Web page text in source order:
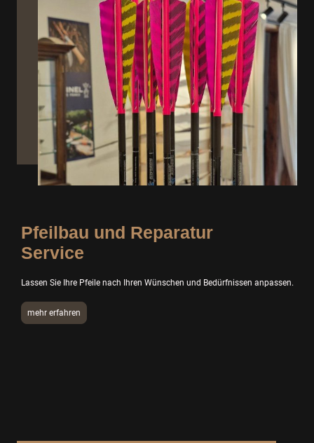
Pfeilbau und Reparatur
Service
Lassen Sie Ihre Pfeile nach Ihren Wünschen und Bedürfnissen anpassen.
mehr erfahren